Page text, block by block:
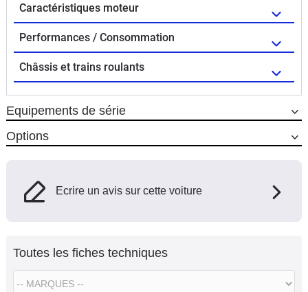
Caractéristiques moteur
Performances / Consommation
Châssis et trains roulants
Equipements de série
Options
Ecrire un avis sur cette voiture
Toutes les fiches techniques